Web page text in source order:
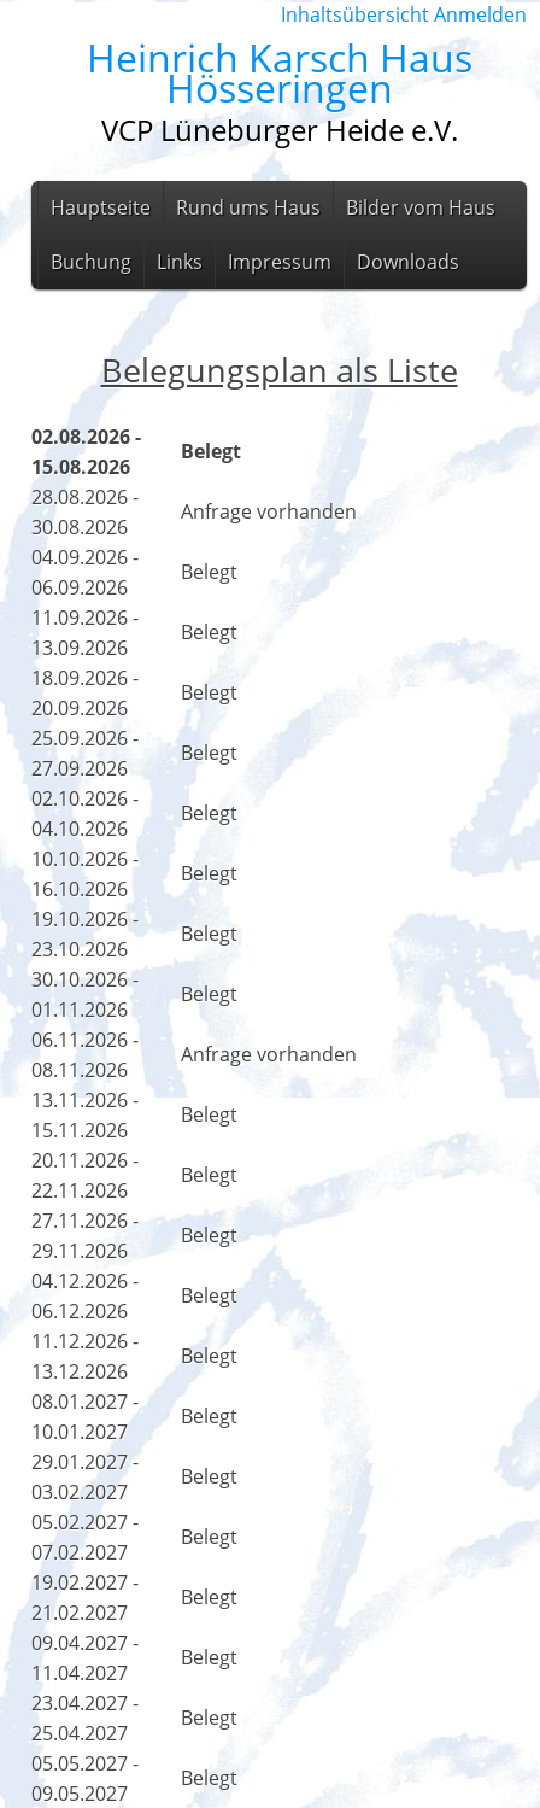
InhaltsübersichtAnmelden
Heinrich Karsch Haus
Hösseringen
VCP Lüneburger Heide e.V.
Hauptseite Rund ums Haus Bilder vom Haus
Buchung Links Impressum Downloads
Belegungsplan als Liste
02.08.2026 -
15.08.2026
Belegt
28.08.2026 -
30.08.2026
Anfrage vorhanden
04.09.2026 -
06.09.2026
Belegt
11.09.2026 -
13.09.2026
Belegt
18.09.2026 -
20.09.2026
Belegt
25.09.2026 -
27.09.2026
Belegt
02.10.2026 -
04.10.2026
Belegt
10.10.2026 -
16.10.2026
Belegt
19.10.2026 -
23.10.2026
Belegt
30.10.2026 -
01.11.2026
Belegt
06.11.2026 -
08.11.2026
Anfrage vorhanden
13.11.2026 -
15.11.2026
Belegt
20.11.2026 -
22.11.2026
Belegt
27.11.2026 -
29.11.2026
Belegt
04.12.2026 -
06.12.2026
Belegt
11.12.2026 -
13.12.2026
Belegt
08.01.2027 -
10.01.2027
Belegt
29.01.2027 -
03.02.2027
Belegt
05.02.2027 -
07.02.2027
Belegt
19.02.2027 -
21.02.2027
Belegt
09.04.2027 -
11.04.2027
Belegt
23.04.2027 -
25.04.2027
Belegt
05.05.2027 -
09.05.2027
Belegt